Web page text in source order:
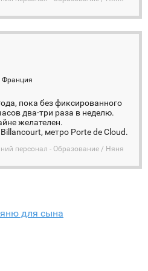
Франция
пока без фиксированного
два-три раза в неделю.
желателен.
метро Porte de Cloud.
персонал - Образование / Няня
для сына